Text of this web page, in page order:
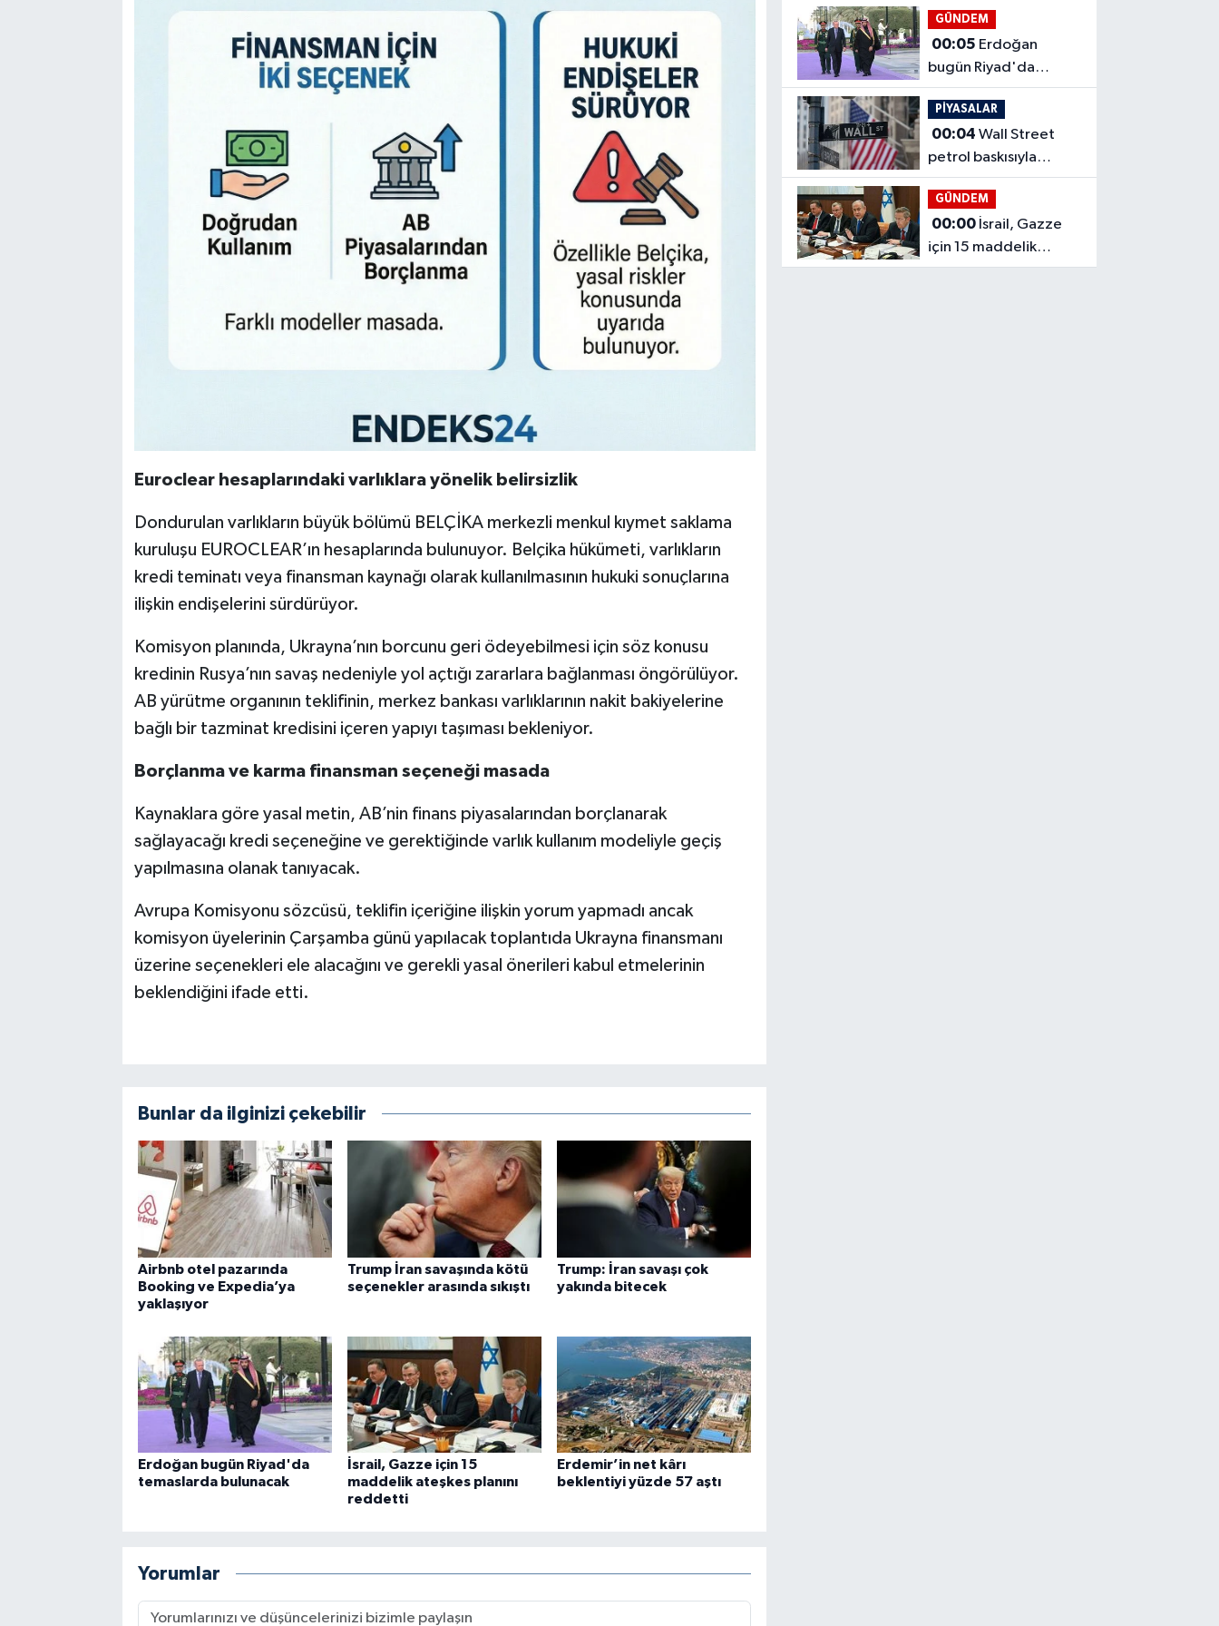
Euroclear hesaplarındaki varlıklara yönelik belirsizlik
Dondurulan varlıkların büyük bölümü BELÇİKA merkezli menkul kıymet saklama
kuruluşu EUROCLEAR’ın hesaplarında bulunuyor. Belçika hükümeti, varlıkların
kredi teminatı veya finansman kaynağı olarak kullanılmasının hukuki sonuçlarına
ilişkin endişelerini sürdürüyor.
Komisyon planında, Ukrayna’nın borcunu geri ödeyebilmesi için söz konusu
kredinin Rusya’nın savaş nedeniyle yol açtığı zararlara bağlanması öngörülüyor.
AB yürütme organının teklifinin, merkez bankası varlıklarının nakit bakiyelerine
bağlı bir tazminat kredisini içeren yapıyı taşıması bekleniyor.
Borçlanma ve karma finansman seçeneği masada
Kaynaklara göre yasal metin, AB’nin finans piyasalarından borçlanarak
sağlayacağı kredi seçeneğine ve gerektiğinde varlık kullanım modeliyle geçiş
yapılmasına olanak tanıyacak.
Avrupa Komisyonu sözcüsü, teklifin içeriğine ilişkin yorum yapmadı ancak
komisyon üyelerinin Çarşamba günü yapılacak toplantıda Ukrayna finansmanı
üzerine seçenekleri ele alacağını ve gerekli yasal önerileri kabul etmelerinin
beklendiğini ifade etti.
Bunlar da ilginizi çekebilir
Airbnb otel pazarında
Booking ve Expedia’ya
yaklaşıyor
Trump İran savaşında kötü
seçenekler arasında sıkıştı
Trump: İran savaşı çok
yakında bitecek
Erdoğan bugün Riyad'da
temaslarda bulunacak
İsrail, Gazze için 15
maddelik ateşkes planını
reddetti
Erdemir’in net kârı
beklentiyi yüzde 57 aştı
Yorumlar
GÜNDEM
00:05
bugün Riyad'da
temaslarda bulunacak
PİYASALAR
00:04 Wall Street
petrol baskısıyla
geriledi
GÜNDEM
00:00
için 15 maddelik
ateşkes planını